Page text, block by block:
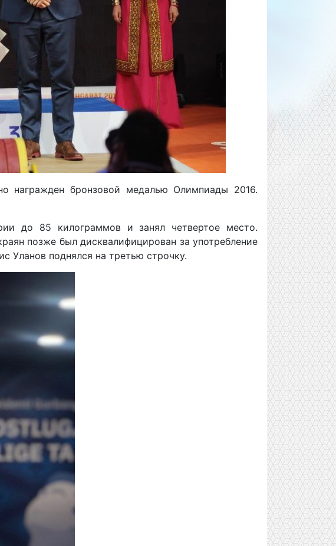
награжден бронзовой медалью Олимпиады 2016.
до 85 килограммов и занял четвертое место.
позже был дисквалифицирован за употребление
Уланов поднялся на третью строчку.